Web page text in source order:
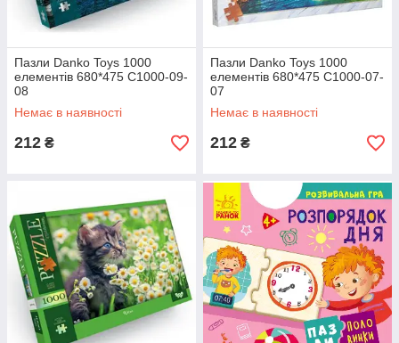
Пазли Danko Toys 1000
елементів 680*475 C1000-09-
08
Немає в наявності
212 ₴
Пазли Danko Toys 1000
елементів 680*475 C1000-07-
07
Немає в наявності
212 ₴